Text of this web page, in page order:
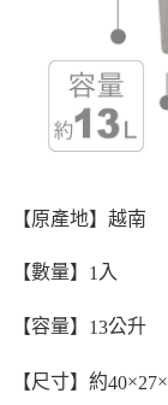
【原產地】越南
【數量】 1 入
【容量】 13公升
【尺寸】約40×27×